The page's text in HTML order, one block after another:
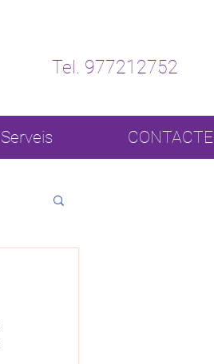
Tel. 977212752
Serveis CONTACTE